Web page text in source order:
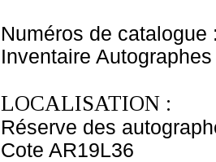
Numéros de catalogue
Inventaire
LOCALISATION :
Réserve des
Cote AR19L36